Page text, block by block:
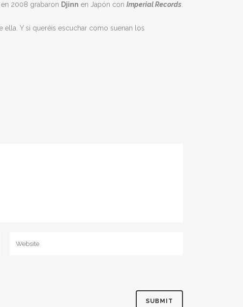
2008 grabaron Djinn en Japón con Imperial Records
ella. Y si queréis escuchar como suenan los